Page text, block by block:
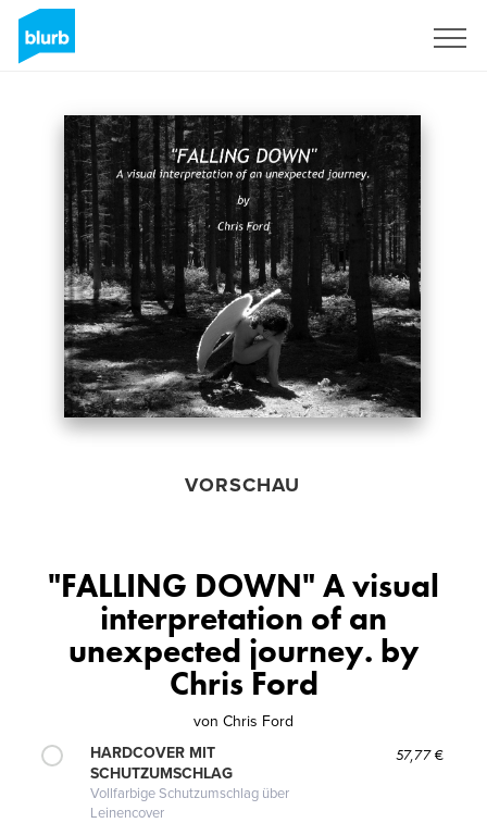
VORSCHAU
"FALLING DOWN" A visual
interpretation of an
unexpected journey. by
Chris Ford
von Chris Ford
HARDCOVER MIT
SCHUTZUMSCHLAG
Vollfarbige Schutzumschlag über
Leinencover
57,77 €